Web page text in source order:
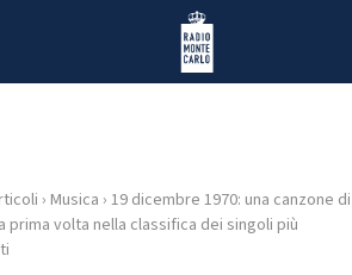
Radio Monte Carlo
› Musica › 19 dicembre 1970: una canzone di
prima volta nella classifica dei singoli più